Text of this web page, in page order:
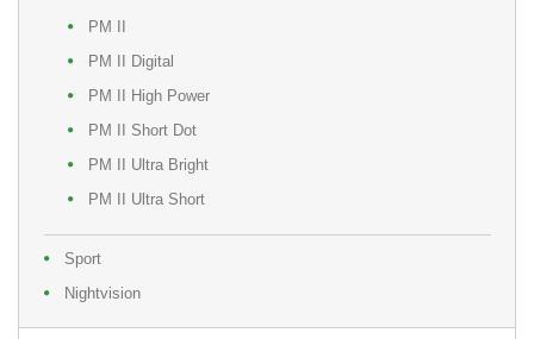
PM II
PM II Digital
PM II High Power
PM II Short Dot
PM II Ultra Bright
PM II Ultra Short
Sport
Nightvision